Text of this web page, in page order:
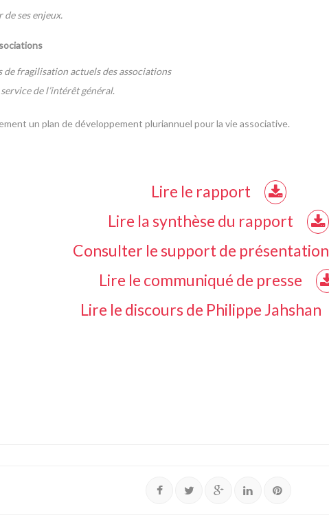
de ses enjeux.
fragilisation actuels des associations
de l’intérêt général.
un plan de développement pluriannuel pour la vie associative.
Lire le rapport
Lire la synthèse du rapport
Consulter le support de présentation
Lire le communiqué de presse
Lire le discours de Philippe Jahshan